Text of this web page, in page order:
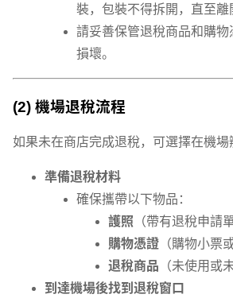
裝，包裝不得拆開，直至離
請妥善保管退稅商品和購
損壞。
(2) 機場退稅流程
如果未在商店完成退稅，可選擇在機場
準備退稅材料
確保攜帶以下物品：
護照 （帶有退稅申請
購物憑證 （購物小票
退稅商品 （未使用或
到達機場後找到退稅窗口